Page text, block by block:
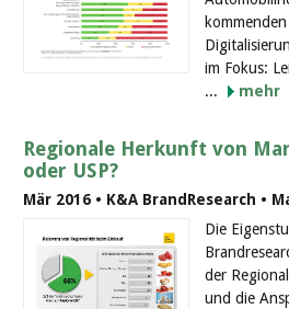
im Fokus:
...
mehr
Regionale Herkunft von
oder USP?
Mär 2016 • K&A BrandResearch •
Die
der
und die